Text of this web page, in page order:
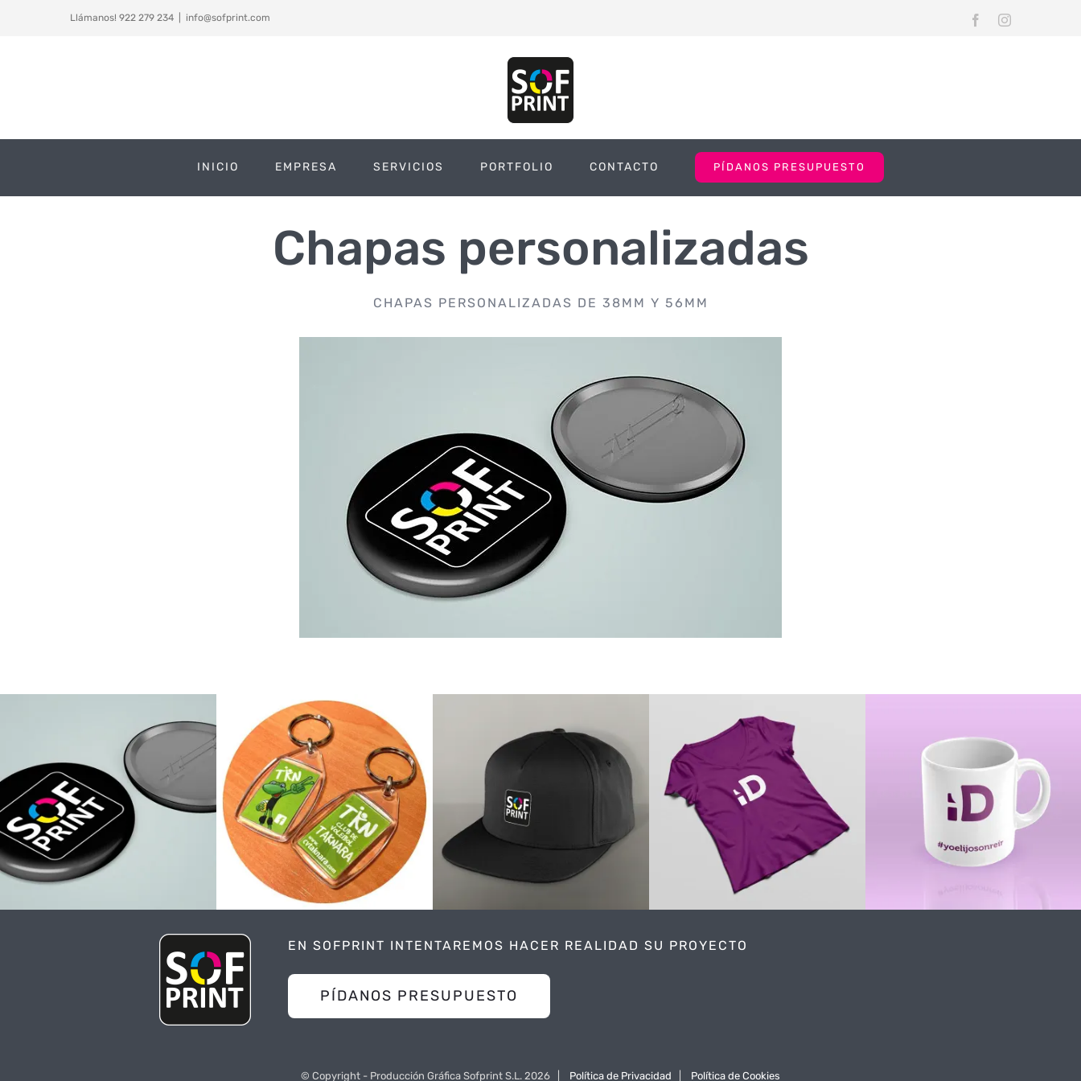
Llámanos! 922 279 234 info@sofprint.com FacebookInstagram
INICIO EMPRESA SERVICIOS PORTFOLIO CONTACTO PÍDANOS PRESUPUESTO
Chapas personalizadas
CHAPAS PERSONALIZADAS DE 38MM Y 56MM
Chapas
personalizadas
Personalización
Llaveros
personalizados
Personalización
Gorras
Personalización
Personalización
de camisas
Personalización
Sublimación
Personalización
EN SOFPRINT INTENTAREMOS HACER REALIDAD SU PROYECTO
PÍDANOS PRESUPUESTO
© Copyright - Producción Gráfica Sofprint S.L. 2026 | Política de Privacidad Política de Cookies